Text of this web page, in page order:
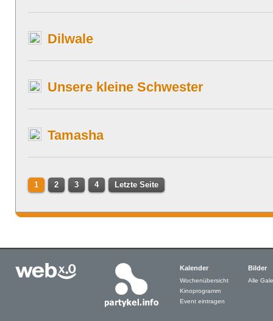
Dilwale
Unsere kleine Schwester
Tamasha
1 2 3 4 Letzte Seite
Kalender
Wochenübersicht
Kinoprogramm
Event eintragen
Bilder
Alle